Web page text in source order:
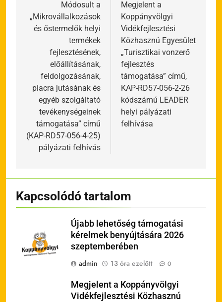
navigációMódosult a
„Mikrovállalkozások
és őstermelők helyi
termékek
fejlesztésének,
előállításának,
feldolgozásának,
piacra jutásának és
egyéb szolgáltató
tevékenységeinek
támogatása” című
(KAP-RD57-056-4-25)
pályázati felhívás
Megjelent a
Koppányvölgyi
Vidékfejlesztési
Közhasznú Egyesület
„Turisztikai vonzerő
fejlesztés
támogatása” című,
KAP-RD57-056-2-26
kódszámú LEADER
helyi pályázati
felhívása
Kapcsolódó tartalom
Újabb lehetőség támogatási
kérelmek benyújtására 2026
szeptemberében
admin
13 óra ezelőtt 0
Megjelent a Koppányvölgyi
Vidékfejlesztési Közhasznú